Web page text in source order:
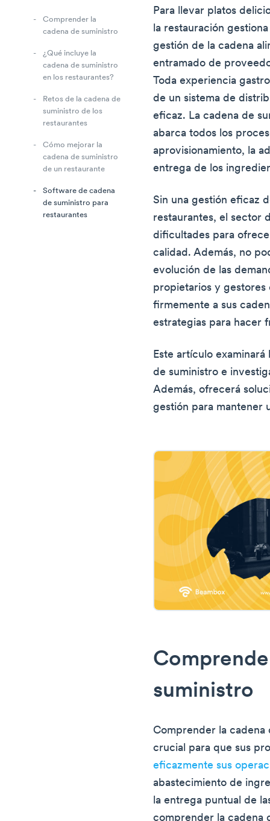
Comprender la
cadena de suministro
¿Qué incluye la
cadena de suministro
en los restaurantes?
Retos de la cadena de
suministro de los
restaurantes
Cómo mejorar la
cadena de suministro
de un restaurante
Software de cadena
de suministro para
restaurantes
Para llevar platos
la restauración
gestión de la cadena
entramado de
Toda experiencia
de un sistema de
eficaz. La cadena de
abarca todos los
aprovisionamiento, la
entrega de los
Sin una gestión eficaz
restaurantes, el sector
dificultades para
calidad. Además, no
evolución de las
propietarios y gestores
firmemente a sus
estrategias para hacer
Este artículo
de suministro e
Además, ofrecerá
gestión para mantener
suministro
Comprender la cadena
crucial para que sus
eficazmente sus
abastecimiento de
la entrega puntual de
comprender la cadena